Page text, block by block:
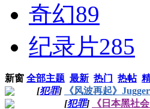
奇幻89
纪录片285
新窗 全部主题 最新 热门 热帖
[犯罪]
《风波再起》
[犯罪]
《日本黑社